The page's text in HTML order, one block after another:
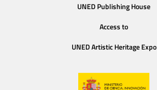
UNED Publishing House
Access to
UNED Artistic Heritage Expo